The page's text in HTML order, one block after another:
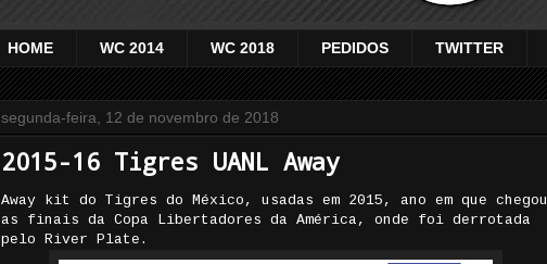
HOME WC 2014 WC 2018 PEDIDOS TWITTER
segunda-feira, 12 de novembro de 2018
2015-16 Tigres UANL Away
Away kit do Tigres do México, usadas em 2015, ano em que chegou
as finais da Copa Libertadores da América, onde foi derrotada
pelo River Plate.